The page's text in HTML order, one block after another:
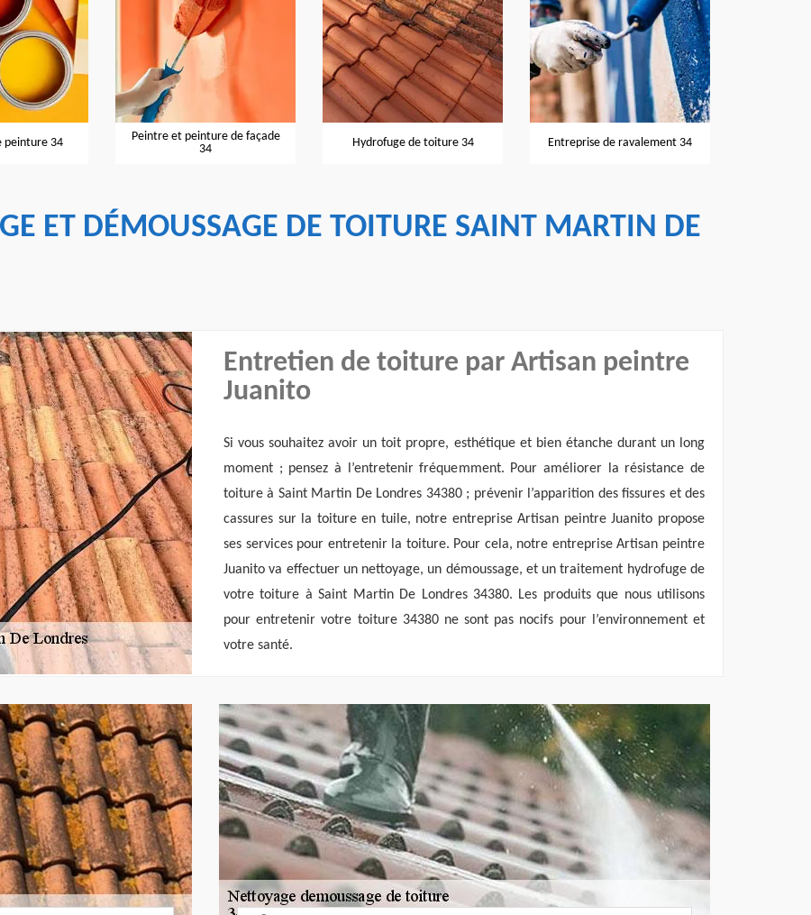
et peinture de façade
34
Hydrofuge de toiture 34 Entreprise de ravalement 34
Nettoyage et pose de gouttières
34
ET DÉMOUSSAGE DE TOITURE SAINT MARTIN DE
Entretien de toiture par Artisan peintre
Juanito
Si vous souhaitez avoir un toit propre, esthétique et bien étanche durant un long
moment ; pensez à l’entretenir fréquemment. Pour améliorer la résistance de
toiture à Saint Martin De Londres 34380 ; prévenir l’apparition des fissures et des
cassures sur la toiture en tuile, notre entreprise Artisan peintre Juanito propose
ses services pour entretenir la toiture. Pour cela, notre entreprise Artisan peintre
Juanito va effectuer un nettoyage, un démoussage, et un traitement hydrofuge de
votre toiture à Saint Martin De Londres 34380. Les produits que nous utilisons
pour entretenir votre toiture 34380 ne sont pas nocifs pour l’environnement et
votre santé.